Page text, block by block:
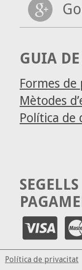
GUIA
Formes de
Mètodes
Política de
Política de privacitat